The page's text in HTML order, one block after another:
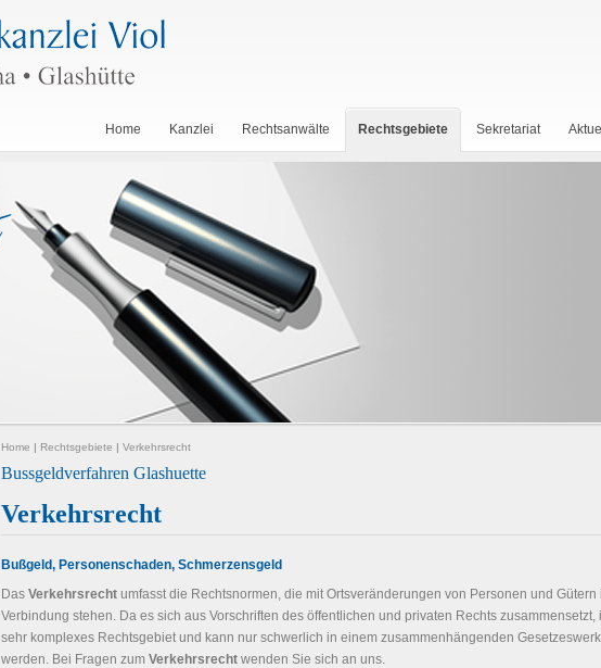
Home Kanzlei Rechtsanwälte Rechtsgebiete Sekretariat
Home | Rechtsgebiete | Verkehrsrecht
Bussgeldverfahren Glashuette
Verkehrsrecht
Bußgeld, Personenschaden, Schmerzensgeld
Das Verkehrsrecht umfasst die Rechtsnormen, die mit Ortsveränderungen von Personen und Gütern
Verbindung stehen. Da es sich aus Vorschriften des öffentlichen und privaten Rechts zusammensetzt,
sehr komplexes Rechtsgebiet und kann nur schwerlich in einem zusammenhängenden
werden. Bei Fragen zum Verkehrsrecht wenden Sie sich an uns.